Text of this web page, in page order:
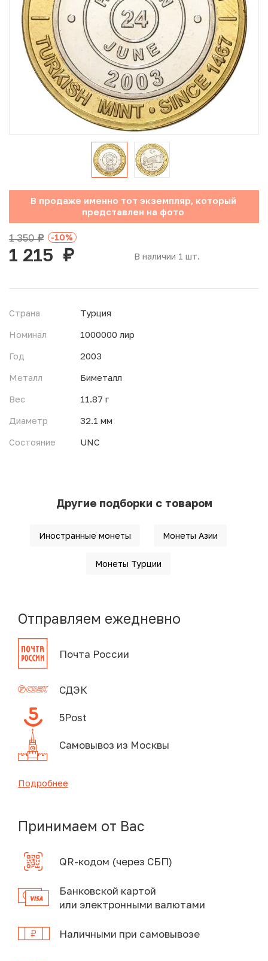
Юбилейные монеты Банка России (с 1999 года)
Памятные и инвестиционные монеты СССР и России
Иностранные монеты
Неофициальные выпуски монет (Unusual)
Античные и средневековые монеты
В продаже именно тот экземпляр, который
представлен на фото
В наличии 1 шт.
1 350руб. -10%
1 215 руб.
Страна
Турция
Номинал
1000000 лир
Год
2003
Металл
Биметалл
Вес
11.87 г
Диаметр
32.1 мм
Состояние
UNC
Другие подборки с товаром
Иностранные монеты Монеты Азии
Монеты Турции
Отправляем ежедневно
Почта России
СДЭК
5Post
Самовывоз из Москвы
Подробнее
Принимаем от Вас
QR-кодом (через СБП)
Банковской картой
или электронными валютами
Наличными при самовывозе